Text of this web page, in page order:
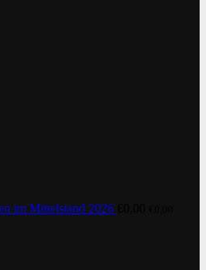
im Mittelstand 2026